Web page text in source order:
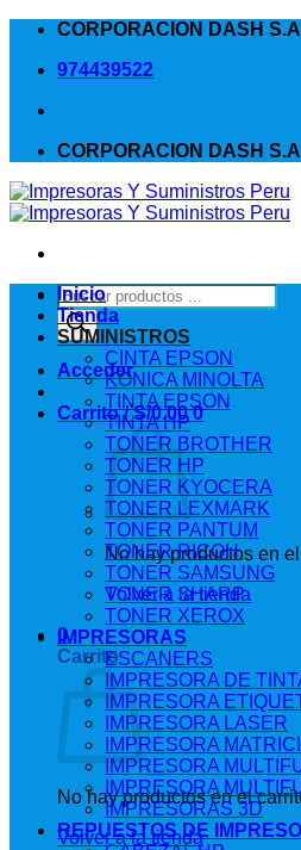
Saltar
contenido
CORPORACION DASH
974439522
CORPORACION DASH
Búsqueda
de
productos
Acceder
Carrito /S/0.00 0
No hay productos en
Volver a la tienda
0
Carrito
No hay productos en el
Volver a la tienda
Inicio
Tienda
SUMINISTROS
CINTA EPSON
KONICA MINOLTA
TINTA EPSON
TINTA HP
TONER BROTHER
TONER HP
TONER KYOCERA
TONER LEXMARK
TONER PANTUM
TONER RICOH
TONER SAMSUNG
TONER SHARP
TONER XEROX
IMPRESORAS
ESCANERS
IMPRESORA DE
IMPRESORA
IMPRESORA LASER
IMPRESORA
IMPRESORA
IMPRESORA
IMPRESORAS 3D
REPUESTOS DE